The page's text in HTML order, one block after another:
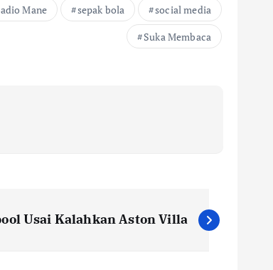
Mane sepak bola
social media
Suka Membaca
Usai Kalahkan Aston Villa